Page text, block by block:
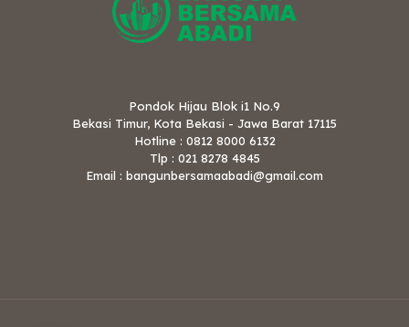
Pondok Hijau Blok i1 No.9
Bekasi Timur, Kota Bekasi - Jawa Barat 17115
Hotline : 0812 8000 6132
Tlp : 021 8278 4845
Email : bangunbersamaabadi@gmail.com